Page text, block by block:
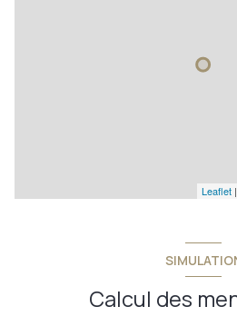
Leaflet |
Calcul des